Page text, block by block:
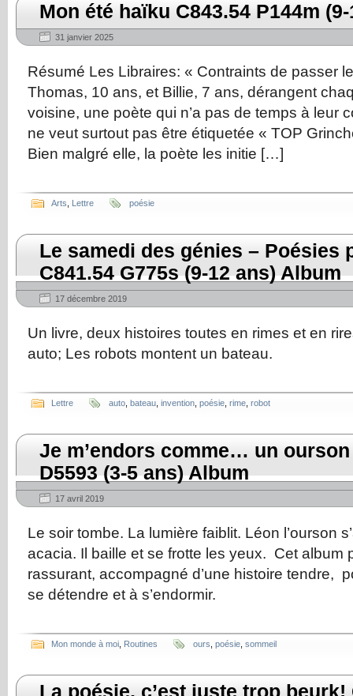
Mon été haïku C843.54 P144m
31 janvier 2025
Résumé Les Libraires: « Contraints de passer
Thomas, 10 ans, et Billie, 7 ans, dérangent
voisine, une poète qui n’a pas de temps à leur
ne veut surtout pas être étiquetée « TOP
Bien malgré elle, la poète les initie […]
Arts Lettre poésie
Le samedi des génies – Poésies
C841.54 G775s (9-12 ans) Album
17 décembre 2019
Un livre, deux histoires toutes en rimes et en
auto; Les robots montent un bateau.
Lettre auto bateau invention poésie rime robot
Je m’endors comme… un ourson
D5593 (3-5 ans) Album
17 avril 2019
Le soir tombe. La lumière faiblit. Léon l’ourson
acacia. Il baille et se frotte les yeux. Cet album
rassurant, accompagné d’une histoire tendre,
se détendre et à s’endormir.
Mon monde à moi Routines ours poésie sommeil
La poésie, c’est juste trop beurk!